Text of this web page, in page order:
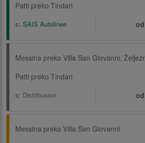
Patti preko Tindari
s: SAIS Autolinee
Messina preko Villa San Giovanni,
Patti preko Tindari
s: Distribusion
Messina preko Villa San Giovanni